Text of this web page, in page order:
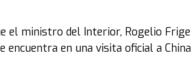
el ministro del Interior, Rogelio
en una visita oficial a